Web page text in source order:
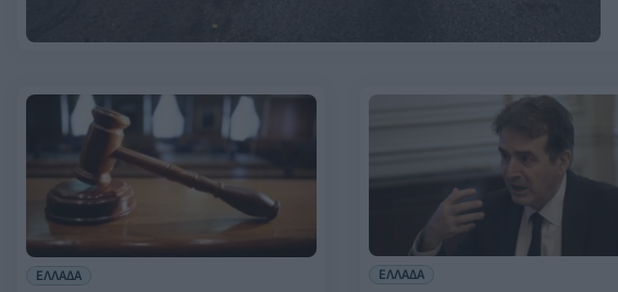
ΕΛΛΑΔΑ ΕΛΛΑΔΑ